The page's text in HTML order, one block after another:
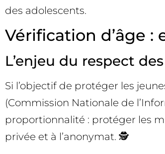
des adolescents.
Vérification d’âge
L’enjeu du respect
Si l’objectif de protéger les
(Commission Nationale de
proportionnalité : protéger les
privée et à l’anonymat. 🕵️